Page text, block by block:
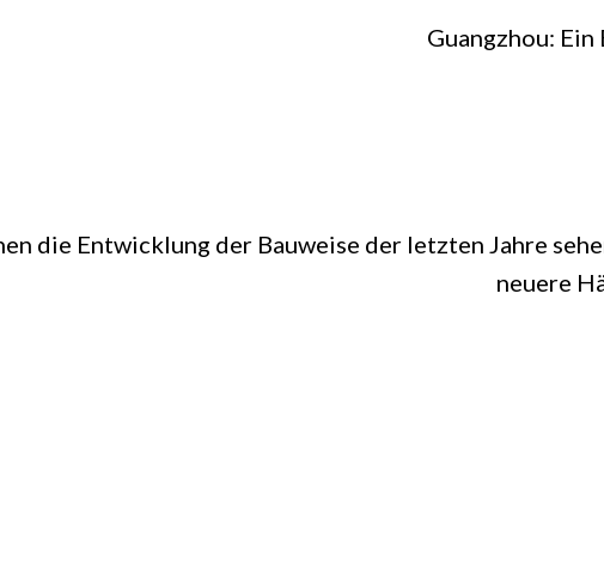
Guangzhou:
die Entwicklung der Bauweise der letzten Jahre
neuere